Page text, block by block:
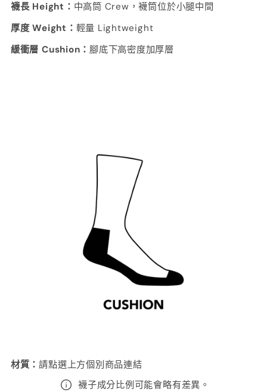
襪長 Height： 中高筒 Crew，襪筒位於小腿中間
厚度 Weight： 輕量 Lightweight
緩衝層 Cushion：腳底下高密度加厚層
材質 ：請點選上方個別商品連結
襪子成分比例可能會略有差異。